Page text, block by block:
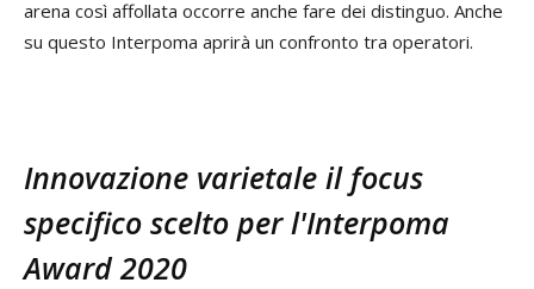
arena così affollata occorre anche fare dei distinguo. Anche
su questo Interpoma aprirà un confronto tra operatori.
Innovazione varietale il focus
specifico scelto per l'Interpoma
Award 2020